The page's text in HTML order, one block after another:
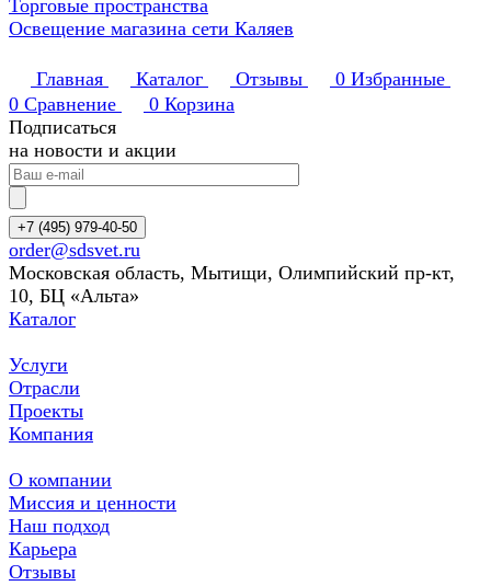
Торговые пространства
Освещение магазина сети Каляев
Главная Каталог Отзывы 0 Избранные
0 Сравнение 0 Корзина
Подписаться
на новости и акции
+7 (495) 979-40-50
order@sdsvet.ru
Московская область, Мытищи, Олимпийский пр-кт,
10, БЦ «Альта»
Каталог
Услуги
Отрасли
Проекты
Компания
О компании
Миссия и ценности
Наш подход
Карьера
Отзывы